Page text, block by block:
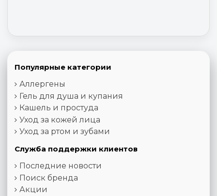
Популярные категории
Аллергены
Гель для душа и купания
Кашель и простуда
Уход за кожей лица
Уход за ртом и зубами
Служба поддержки клиентов
Последние новости
Поиск бренда
Акции